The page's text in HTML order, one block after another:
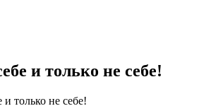
и только не себе!